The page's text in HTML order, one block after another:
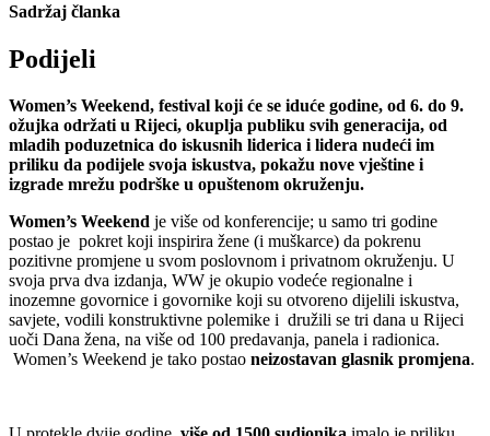
Sadržaj članka
Podijeli
Women’s Weekend, festival koji će se iduće godine, od 6. do 9.
ožujka održati u Rijeci, okuplja publiku svih generacija, od
mladih poduzetnica do iskusnih liderica i lidera nudeći im
priliku da podijele svoja iskustva, pokažu nove vještine i
izgrade mrežu podrške u opuštenom okruženju.
Women’s Weekend je više od konferencije; u samo tri godine
postao je pokret koji inspirira žene (i muškarce) da pokrenu
pozitivne promjene u svom poslovnom i privatnom okruženju. U
svoja prva dva izdanja, WW je okupio vodeće regionalne i
inozemne govornice i govornike koji su otvoreno dijelili iskustva,
savjete, vodili konstruktivne polemike i družili se tri dana u Rijeci
uoči Dana žena, na više od 100 predavanja, panela i radionica.
Women’s Weekend je tako postao neizostavan glasnik promjena.